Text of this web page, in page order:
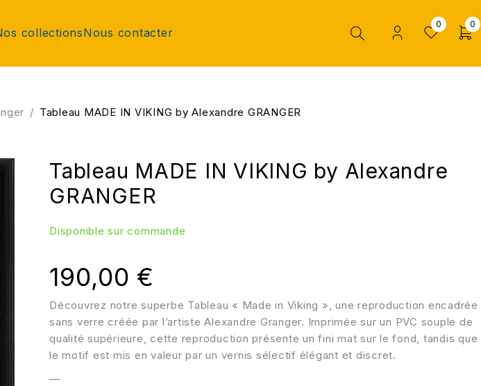
collectionsNous contacter
0 0
/ Tableau MADE IN VIKING by Alexandre GRANGER
Tableau MADE IN VIKING by Alexandre
GRANGER
Disponible sur commande
Découvrez notre superbe Tableau « Made in Viking », une reproduction encadrée
sans verre créée par l’artiste Alexandre Granger. Imprimée sur un PVC souple de
qualité supérieure, cette reproduction présente un fini mat sur le fond, tandis que
le motif est mis en valeur par un vernis sélectif élégant et discret.
—
190,00 €